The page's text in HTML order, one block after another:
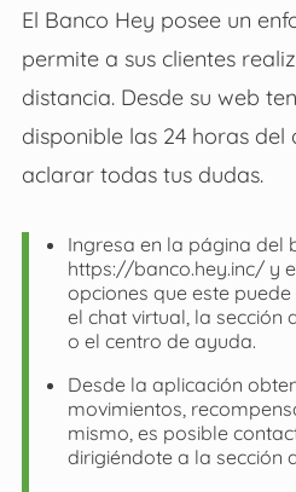
El Banco Hey posee un
permite a sus clientes
distancia. Desde su web
disponible las 24 horas del
aclarar todas tus dudas.
Ingresa en la página del
https://banco.hey.inc/ y
opciones que este
el chat virtual, la sección
o el centro de ayuda.
Desde la aplicación
movimientos,
mismo, es posible
dirigiéndote a la sección